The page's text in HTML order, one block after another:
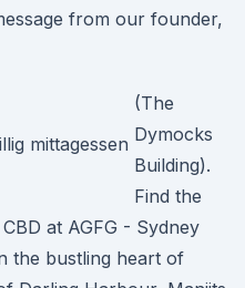
from our founder,
(The
Dymocks
Building).
Find the
at AGFG - Sydney
the bustling heart of